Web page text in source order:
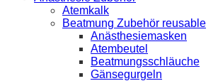
Atemkalk
Beatmung Zubehör reusable
Anästhesiemasken
Atembeutel
Beatmungsschläuche
Gänsegurgeln